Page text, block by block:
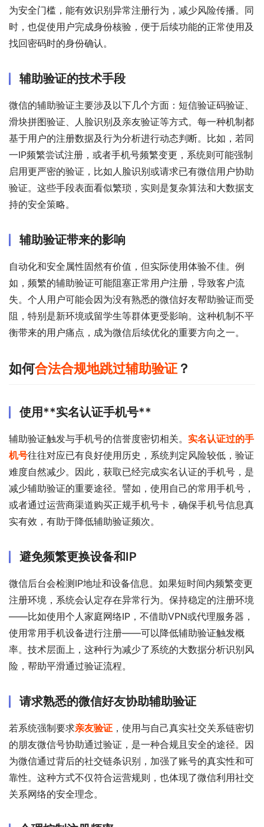
为安全门槛，能有效识别异常注册行为，减少风险传播。同
时，也促使用户完成身份核验，便于后续功能的正常使用及
找回密码时的身份确认。
辅助验证的技术手段
微信的辅助验证主要涉及以下几个方面：短信验证码验证、
滑块拼图验证、人脸识别及亲友验证等方式。每一种机制都
基于用户的注册数据及行为分析进行动态判断。比如，若同
一IP频繁尝试注册，或者手机号频繁变更，系统则可能强制
启用更严密的验证，比如人脸识别或请求已有微信用户协助
验证。这些手段表面看似繁琐，实则是复杂算法和大数据支
持的安全策略。
辅助验证带来的影响
自动化和安全属性固然有价值，但实际使用体验不佳。例
如，频繁的辅助验证可能阻塞正常用户注册，导致客户流
失。个人用户可能会因为没有熟悉的微信好友帮助验证而受
阻，特别是新环境或留学生等群体更受影响。这种机制不平
衡带来的用户痛点，成为微信后续优化的重要方向之一。
如何合法合规地跳过辅助验证 ？
使用**实名认证手机号**
辅助验证触发与手机号的信誉度密切相关。 实名认证过的手
机号往往对应已有良好使用历史，系统判定风险较低，验证
难度自然减少。因此，获取已经完成实名认证的手机号，是
减少辅助验证的重要途径。譬如，使用自己的常用手机号，
或者通过运营商渠道购买正规手机号卡，确保手机号信息真
实有效，有助于降低辅助验证频次。
避免频繁更换设备和IP
微信后台会检测IP地址和设备信息。如果短时间内频繁变更
注册环境，系统会认定存在异常行为。保持稳定的注册环境
——比如使用个人家庭网络IP，不借助VPN或代理服务器，
使用常用手机设备进行注册——可以降低辅助验证触发概
率。技术层面上，这种行为减少了系统的大数据分析识别风
险，帮助平滑通过验证流程。
请求熟悉的微信好友协助辅助验证
若系统强制要求亲友验证 ，使用与自己真实社交关系链密切
的朋友微信号协助通过验证，是一种合规且安全的途径。因
为微信通过背后的社交链条识别，加强了账号的真实性和可
靠性。这种方式不仅符合运营规则，也体现了微信利用社交
关系网络的安全理念。